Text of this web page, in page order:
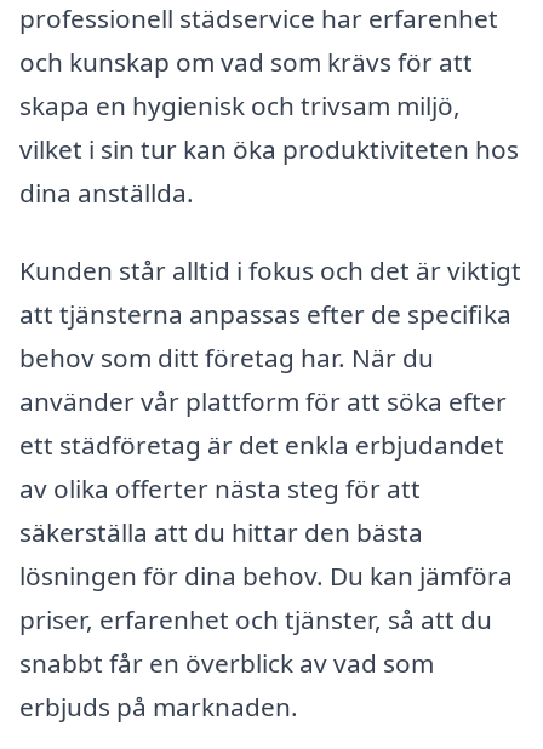
professionell städservice har erfarenhet
och kunskap om vad som krävs för att
skapa en hygienisk och trivsam miljö,
vilket i sin tur kan öka produktiviteten hos
dina anställda.
Kunden står alltid i fokus och det är viktigt
att tjänsterna anpassas efter de specifika
behov som ditt företag har. När du
använder vår plattform för att söka efter
ett städföretag är det enkla erbjudandet
av olika offerter nästa steg för att
säkerställa att du hittar den bästa
lösningen för dina behov. Du kan jämföra
priser, erfarenhet och tjänster, så att du
snabbt får en överblick av vad som
erbjuds på marknaden.